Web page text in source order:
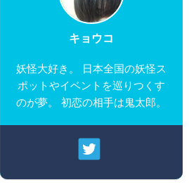
キョウコ
妖怪大好き。 日本全国の妖怪ス
ポットやイベントを巡りつくす
のが夢。 初恋の相手は鬼太郎。